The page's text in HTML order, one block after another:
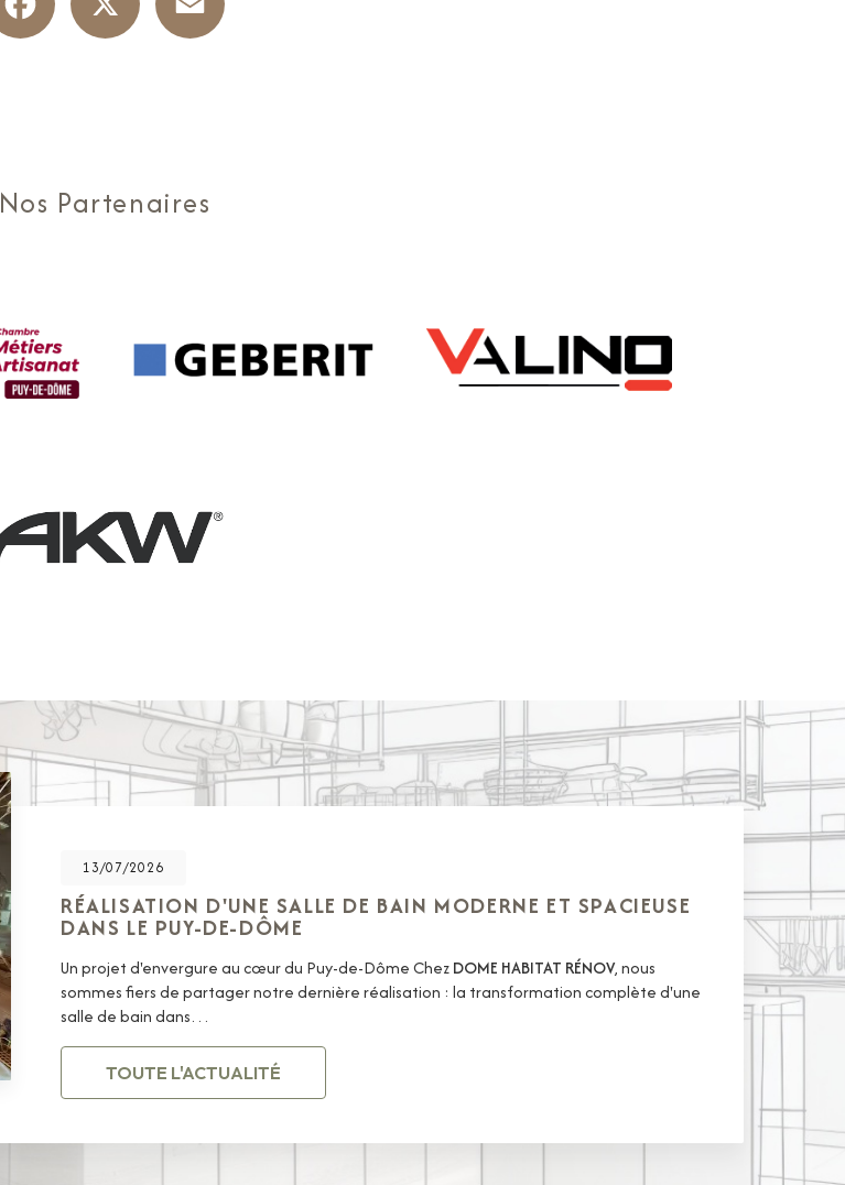
Nos Partenaires
13/07/2026
RÉALISATION D'UNE SALLE DE BAIN MODERNE ET SPACIEUSE
DANS LE PUY-DE-DÔME
Un projet d'envergure au cœur du Puy-de-Dôme ChezDOME HABITAT RÉNOV, nous
sommes fiers de partager notre dernière réalisation : la transformation complète d'une
salle de bain dans…
TOUTE L'ACTUALITÉ